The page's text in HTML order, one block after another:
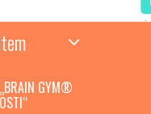
GYM®